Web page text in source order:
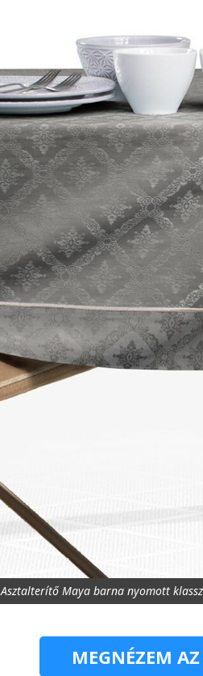
Asztalterítő Maya barna nyomott
MEGNÉZEM